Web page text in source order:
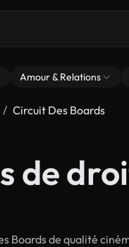
Amour & Relations
Circuit Des Boards
de
Boards de qualité